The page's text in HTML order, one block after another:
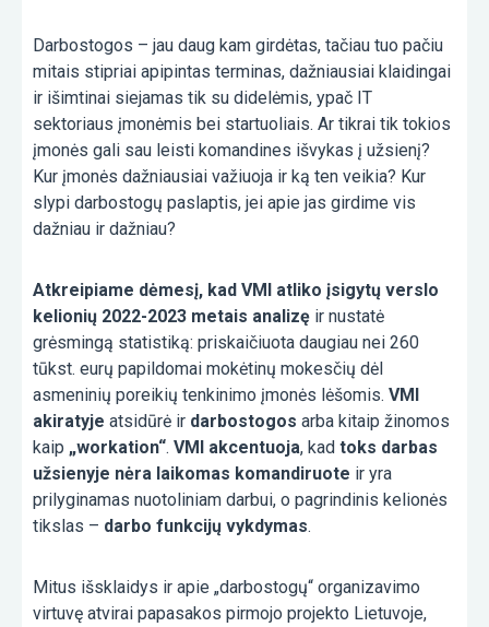
Darbostogos – jau daug kam girdėtas, tačiau tuo pačiu
mitais stipriai apipintas terminas, dažniausiai klaidingai
ir išimtinai siejamas tik su didelėmis, ypač IT
sektoriaus įmonėmis bei startuoliais. Ar tikrai tik tokios
įmonės gali sau leisti komandines išvykas į užsienį?
Kur įmonės dažniausiai važiuoja ir ką ten veikia? Kur
slypi darbostogų paslaptis, jei apie jas girdime vis
dažniau ir dažniau?
Atkreipiame dėmesį, kad VMI atliko įsigytų verslo
kelionių 2022-2023 metais analizę ir nustatė
grėsmingą statistiką: priskaičiuota daugiau nei 260
tūkst. eurų papildomai mokėtinų mokesčių dėl
asmeninių poreikių tenkinimo įmonės lėšomis. VMI
akiratyje atsidūrė ir darbostogos arba kitaip žinomos
kaip „workation“. VMI akcentuoja, kad toks darbas
užsienyje nėra laikomas komandiruote ir yra
prilyginamas nuotoliniam darbui, o pagrindinis kelionės
tikslas – darbo funkcijų vykdymas.
Mitus išsklaidys ir apie „darbostogų“ organizavimo
virtuvę atvirai papasakos pirmojo projekto Lietuvoje,